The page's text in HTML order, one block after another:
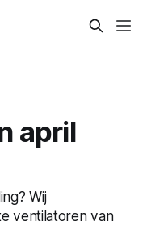
april
Wij
ventilatoren van